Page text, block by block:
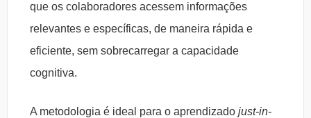
que os colaboradores acessem informações
relevantes e específicas, de maneira rápida e
eficiente, sem sobrecarregar a capacidade
cognitiva.
A metodologia é ideal para o aprendizado just-in-